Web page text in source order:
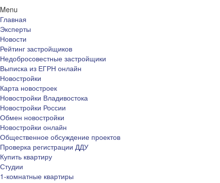
Menu
Главная
Эксперты
Новости
Рейтинг застройщиков
Недобросовестные застройщики
Выписка из ЕГРН онлайн
Новостройки
Карта новостроек
Новостройки Владивостока
Новостройки России
Обмен новостройки
Новостройки онлайн
Общественное обсуждение проектов
Проверка регистрации ДДУ
Купить квартиру
Студии
1-комнатные квартиры